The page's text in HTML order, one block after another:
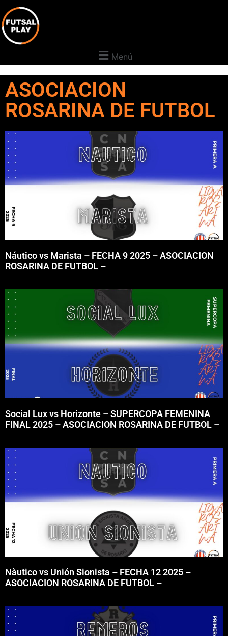
Menú
ASOCIACION
ROSARINA DE FUTBOL
Náutico vs Marista – FECHA 9 2025 – ASOCIACION
ROSARINA DE FUTBOL –
Social Lux vs Horizonte – SUPERCOPA FEMENINA
FINAL 2025 – ASOCIACION ROSARINA DE FUTBOL –
Nàutico vs Unión Sionista – FECHA 12 2025 –
ASOCIACION ROSARINA DE FUTBOL –